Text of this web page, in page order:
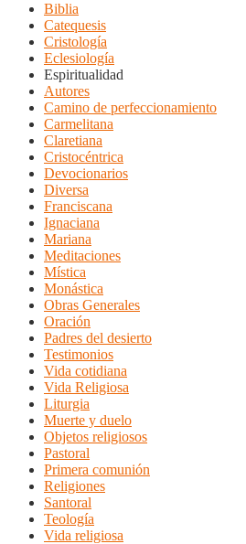
Biblia
Catequesis
Cristología
Eclesiología
Espiritualidad
Autores
Camino de perfeccionamiento
Carmelitana
Claretiana
Cristocéntrica
Devocionarios
Diversa
Franciscana
Ignaciana
Mariana
Meditaciones
Mística
Monástica
Obras Generales
Oración
Padres del desierto
Testimonios
Vida cotidiana
Vida Religiosa
Liturgia
Muerte y duelo
Objetos religiosos
Pastoral
Primera comunión
Religiones
Santoral
Teología
Vida religiosa